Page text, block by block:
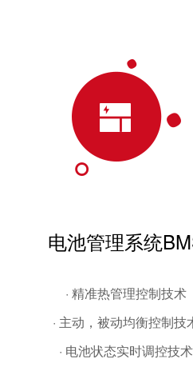
电池管理系统
· 精准热管理控制技术
· 主动，被动均衡控制技
· 电池状态实时调控技术